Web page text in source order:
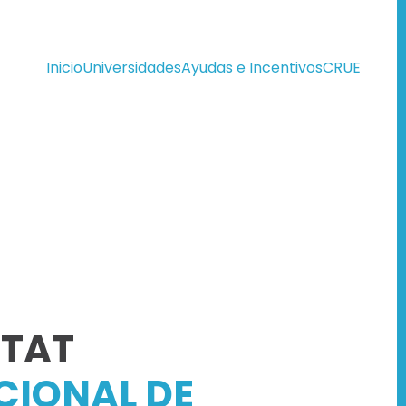
InicioUniversidadesAyudas e IncentivosCRUE
DE